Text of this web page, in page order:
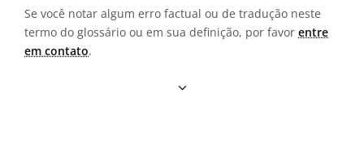
Se você notar algum erro factual ou de tradução neste
termo do glossário ou em sua definição, por favor entre
em contato.